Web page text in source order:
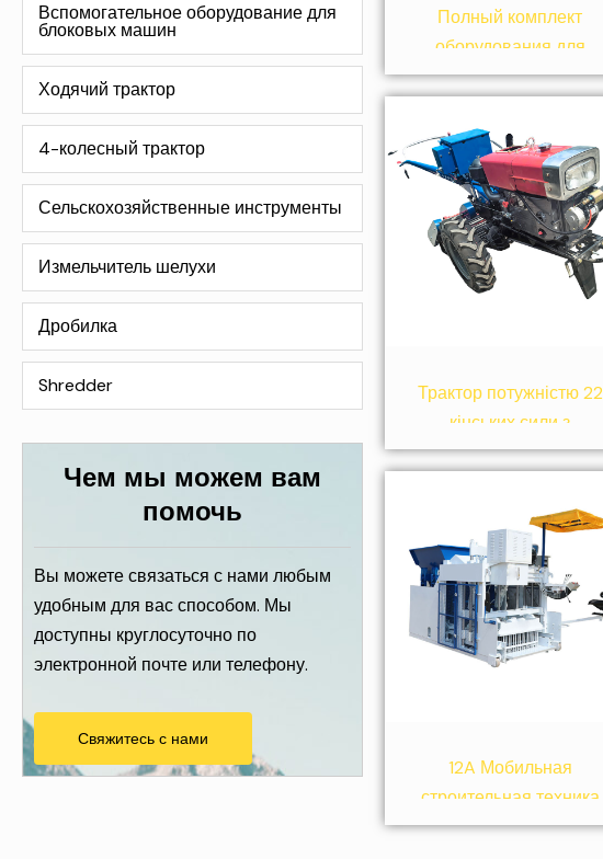
Вспомогательное оборудование для
блоковых машин
Ходячий трактор
4-колесный трактор
Сельскохозяйственные инструменты
Измельчитель шелухи
Дробилка
Shredder
Чем мы можем вам
помочь
Вы можете связаться с нами любым
удобным для вас способом. Мы
доступны круглосуточно по
электронной почте или телефону.
Свяжитесь с нами
Полный комплект
оборудования для
производства кирпича
Трактор потужністю 22
кінських сили з
електричним стартом
12A Мобильная
строительная техника
для производства